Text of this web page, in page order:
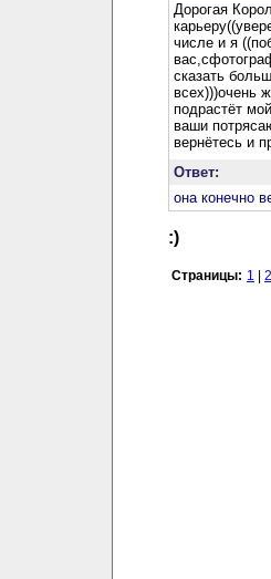
Дорогая
числе и я
сказать
всех)))очень
подрастёт
ваши
вернётесь и
Ответ:
она конечно
:)
Страницы: 1 2